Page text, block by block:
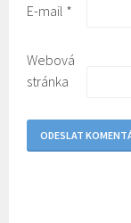
E-mail *
Webová
stránka